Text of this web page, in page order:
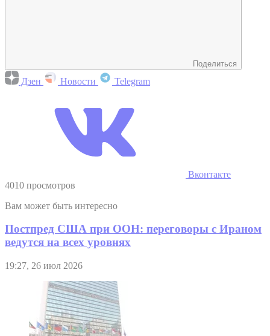
Поделиться
Дзен Новости Telegram
Вконтакте
4010 просмотров
Вам может быть интересно
Постпред США при ООН: переговоры с Ираном
ведутся на всех уровнях
19:27, 26 июл 2026